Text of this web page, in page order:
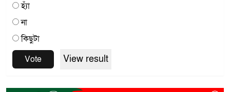
হ্যাঁ
না
কিছুটা
Vote
View result